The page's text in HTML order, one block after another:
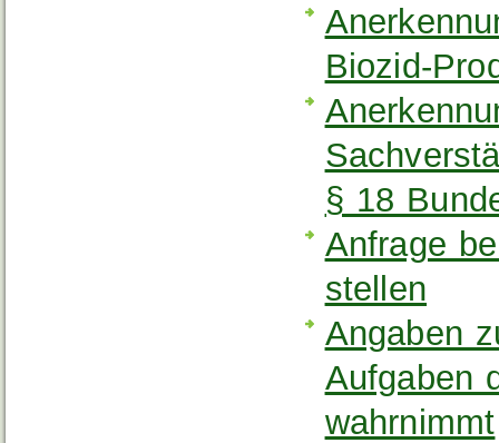
Biozid-
§ 18
Anfrage
stellen
Angaben
Aufgaben
wahrnimmt